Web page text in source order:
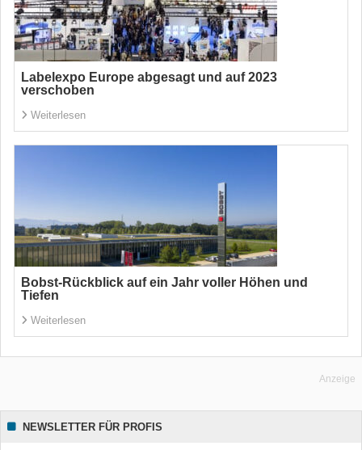
Labelexpo Europe abgesagt und auf 2023
verschoben
Weiterlesen
Bobst-Rückblick auf ein Jahr voller Höhen und
Tiefen
Weiterlesen
Anzeige
NEWSLETTER FÜR PROFIS